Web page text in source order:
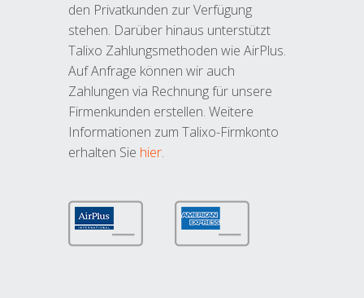
den Privatkunden zur Verfügung
stehen. Darüber hinaus unterstützt
Talixo Zahlungsmethoden wie AirPlus.
Auf Anfrage können wir auch
Zahlungen via Rechnung für unsere
Firmenkunden erstellen. Weitere
Informationen zum Talixo-Firmkonto
erhalten Sie hier.